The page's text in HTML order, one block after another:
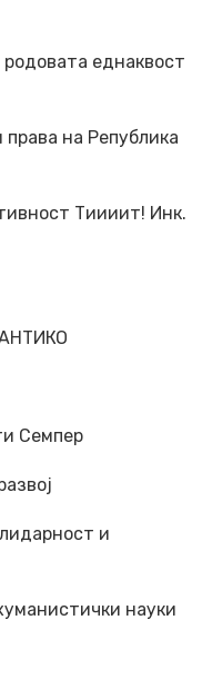
еднаквост
на Република
Тиииит! Инк.
Семпер
и
науки